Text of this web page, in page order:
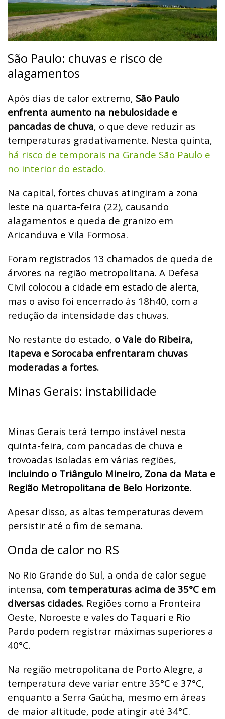
São Paulo: chuvas e risco de
alagamentos
Após dias de calor extremo, São Paulo
enfrenta aumento na nebulosidade e
pancadas de chuva, o que deve reduzir as
temperaturas gradativamente. Nesta quinta,
há risco de temporais na Grande São Paulo e
no interior do estado.
Na capital, fortes chuvas atingiram a zona
leste na quarta-feira (22), causando
alagamentos e queda de granizo em
Aricanduva e Vila Formosa.
Foram registrados 13 chamados de queda de
árvores na região metropolitana. A Defesa
Civil colocou a cidade em estado de alerta,
mas o aviso foi encerrado às 18h40, com a
redução da intensidade das chuvas.
No restante do estado, o Vale do Ribeira,
Itapeva e Sorocaba enfrentaram chuvas
moderadas a fortes.
Minas Gerais: instabilidade
Minas Gerais terá tempo instável nesta
quinta-feira, com pancadas de chuva e
trovoadas isoladas em várias regiões,
incluindo o Triângulo Mineiro, Zona da Mata e
Região Metropolitana de Belo Horizonte.
Apesar disso, as altas temperaturas devem
persistir até o fim de semana.
Onda de calor no RS
No Rio Grande do Sul, a onda de calor segue
intensa, com temperaturas acima de 35°C em
diversas cidades. Regiões como a Fronteira
Oeste, Noroeste e vales do Taquari e Rio
Pardo podem registrar máximas superiores a
40°C.
Na região metropolitana de Porto Alegre, a
temperatura deve variar entre 35°C e 37°C,
enquanto a Serra Gaúcha, mesmo em áreas
de maior altitude, pode atingir até 34°C.